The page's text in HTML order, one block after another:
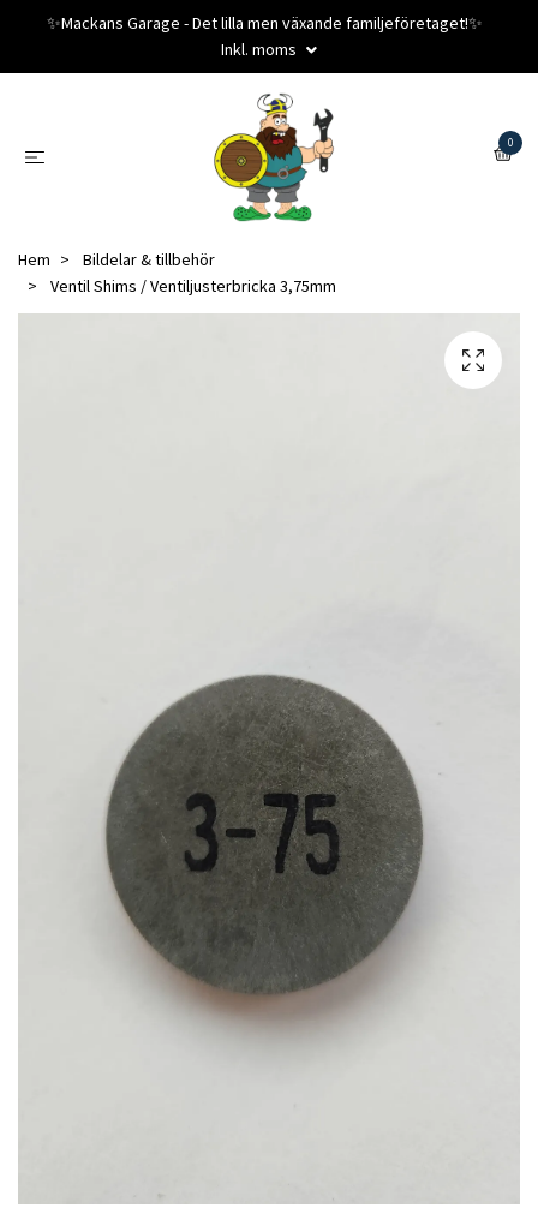
✨️Mackans Garage - Det lilla men växande familjeföretaget!✨️
Inkl. moms
0
Hem
Bildelar & tillbehör
Ventil Shims / Ventiljusterbricka 3,75mm